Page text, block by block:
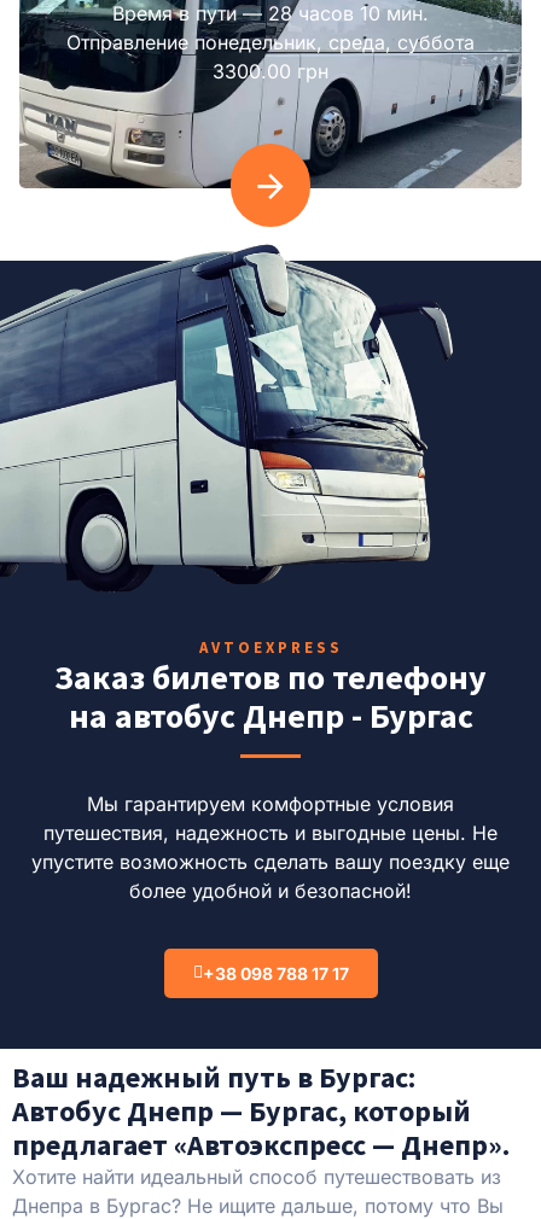
Время в пути — 28 часов 10 мин.
Отправление понедельник, среда, суббота
3300.00 грн
AVTOEXPRESS
Заказ билетов по телефону
на автобус Днепр - Бургас
Мы гарантируем комфортные условия
путешествия, надежность и выгодные цены. Не
упустите возможность сделать вашу поездку еще
более удобной и безопасной!
+38 098 788 17 17
Ваш надежный путь в Бургас:
Автобус Днепр — Бургас, который
предлагает «Автоэкспресс — Днепр».
Хотите найти идеальный способ путешествовать из
Днепра в Бургас? Не ищите дальше, потому что Вы